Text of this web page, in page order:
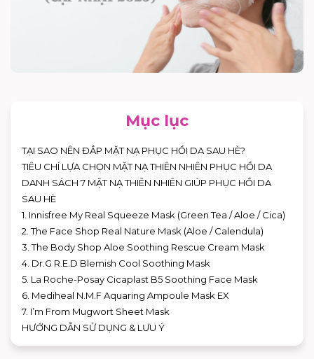
Mục lục
TẠI SAO NÊN ĐẮP MẶT NẠ PHỤC HỒI DA SAU HÈ?
TIÊU CHÍ LỰA CHỌN MẶT NẠ THIÊN NHIÊN PHỤC HỒI DA
DANH SÁCH 7 MẶT NẠ THIÊN NHIÊN GIÚP PHỤC HỒI DA
SAU HÈ
1. Innisfree My Real Squeeze Mask (Green Tea / Aloe / Cica)
2. The Face Shop Real Nature Mask (Aloe / Calendula)
3. The Body Shop Aloe Soothing Rescue Cream Mask
4. Dr.G R.E.D Blemish Cool Soothing Mask
5. La Roche-Posay Cicaplast B5 Soothing Face Mask
6. Mediheal N.M.F Aquaring Ampoule Mask EX
7. I’m From Mugwort Sheet Mask
HƯỚNG DẪN SỬ DỤNG & LƯU Ý